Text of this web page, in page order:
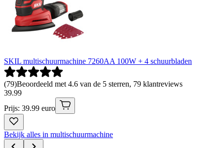
SKIL multischuurmachine 7260AA 100W + 4 schuurbladen
(79)Beoordeeld met 4.6 van de 5 sterren, 79 klantreviews
39.99
Prijs: 39.99 euro
Bekijk alles in multischuurmachine